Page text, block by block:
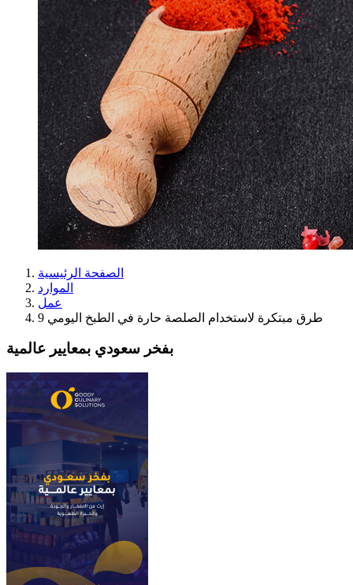
الصفحة الرئيسية
الموارد
عمل
9 طرق مبتكرة لاستخدام الصلصة حارة في الطبخ اليومي
بفخر سعودي بمعايير عالمية